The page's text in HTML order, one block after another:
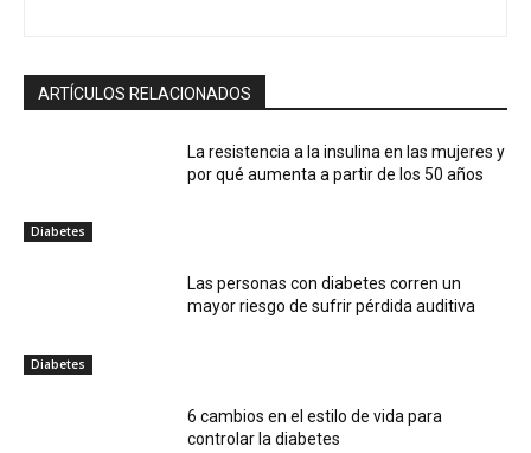
ARTÍCULOS RELACIONADOS
Diabetes
La resistencia a la insulina en las mujeres y
por qué aumenta a partir de los 50 años
Diabetes
Las personas con diabetes corren un
mayor riesgo de sufrir pérdida auditiva
6 cambios en el estilo de vida para
controlar la diabetes